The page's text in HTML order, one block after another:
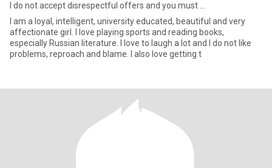
I do not accept disrespectful offers and you must ...
I am a loyal, intelligent, university educated, beautiful and very
affectionate girl. I love playing sports and reading books,
especially Russian literature. I love to laugh a lot and I do not like
problems, reproach and blame. I also love getting t